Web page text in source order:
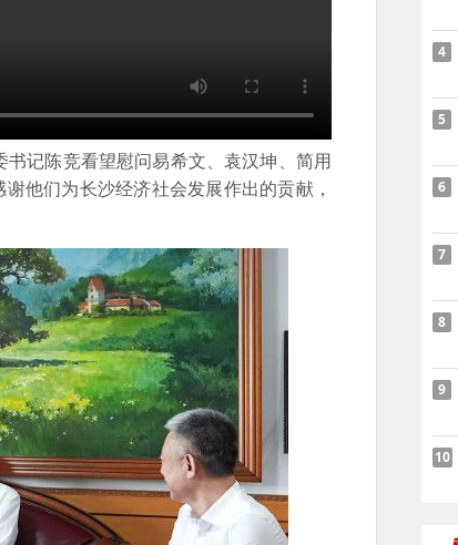
记陈竞看望慰问易希文、袁汉坤、简用
他们为长沙经济社会发展作出的贡献，
4
5
6
7
8
9
10